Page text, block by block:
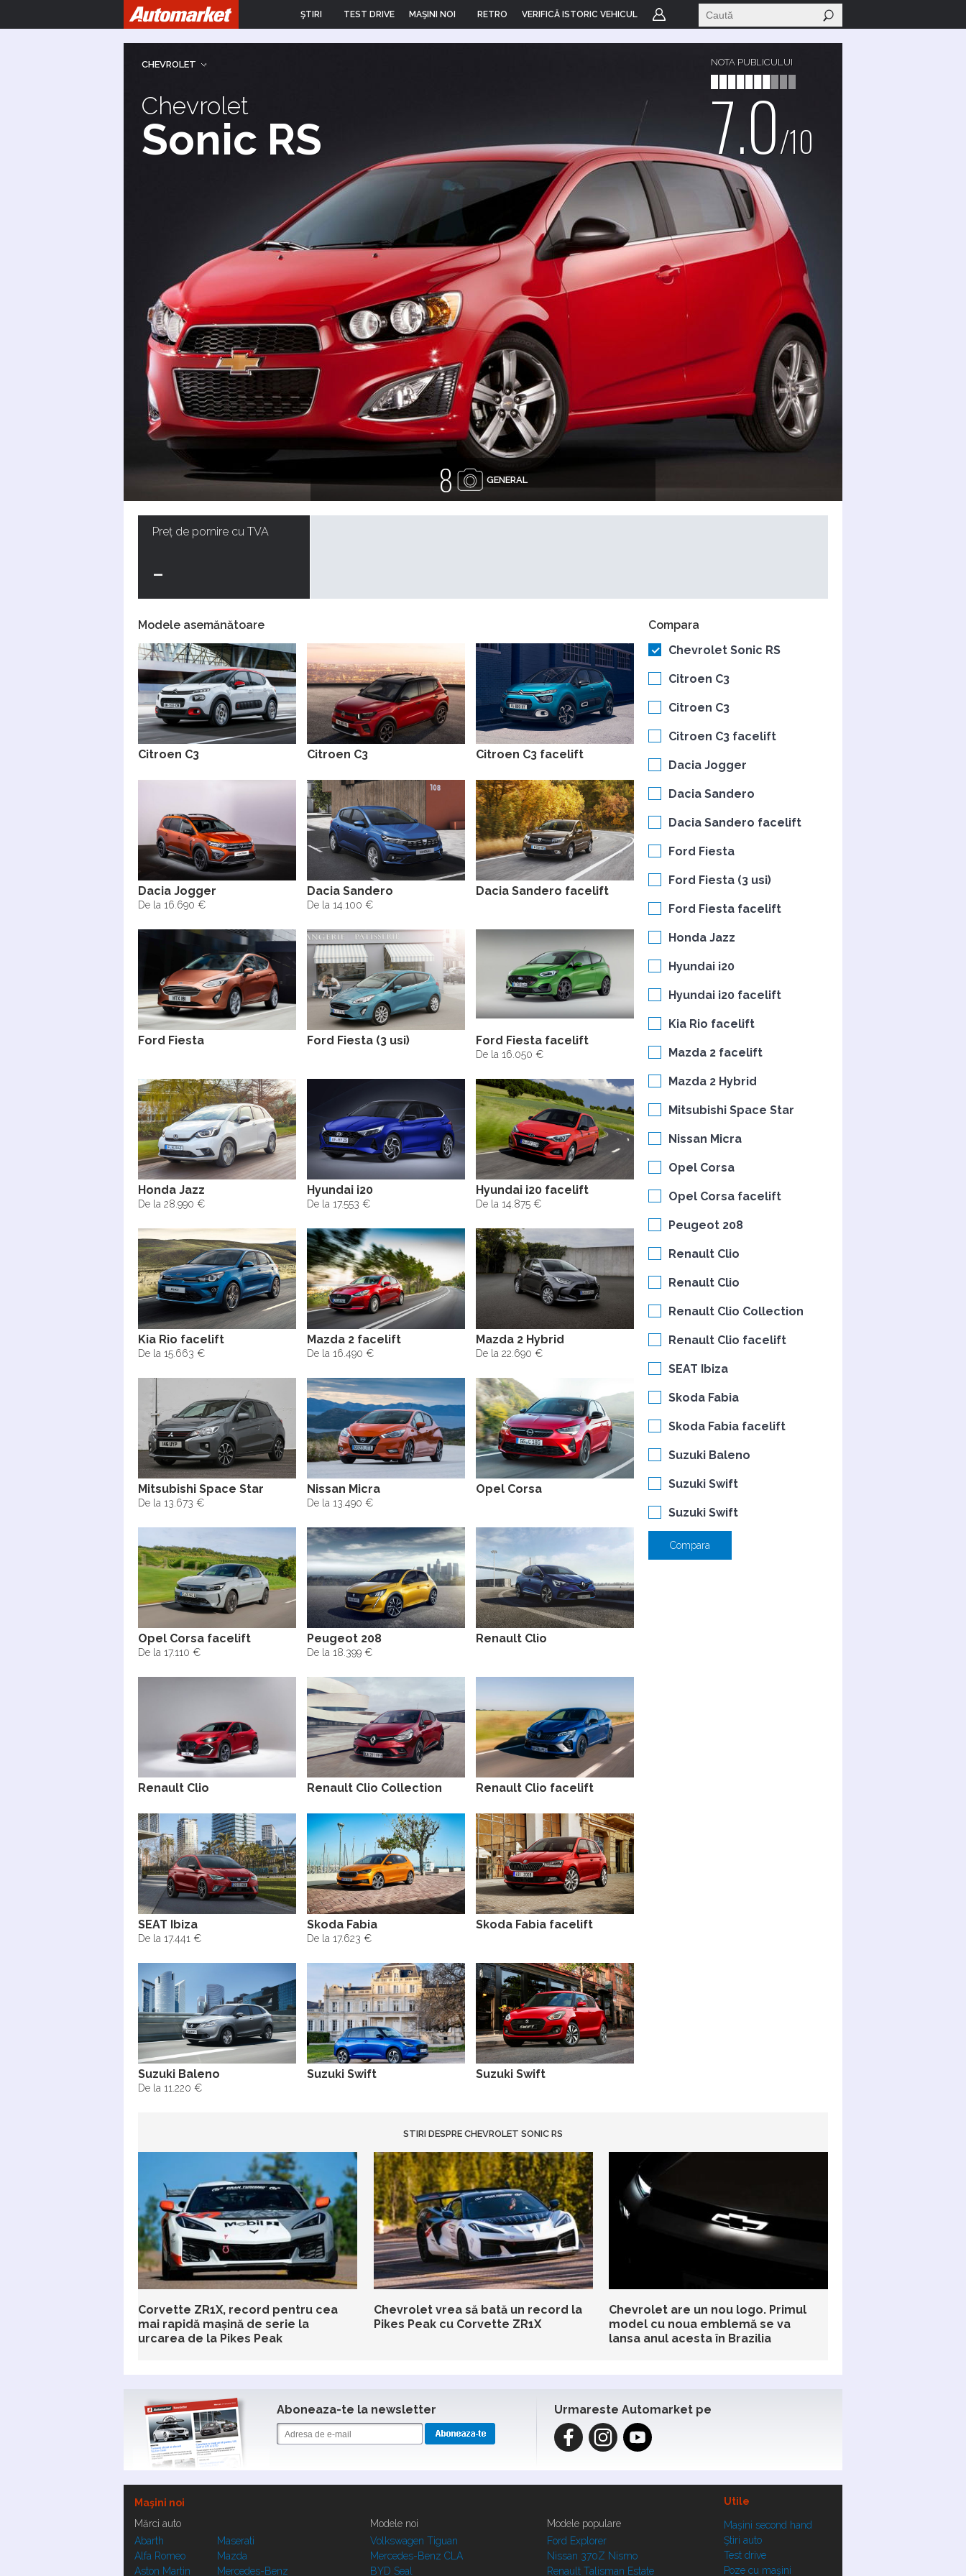
ŞTIRI TEST DRIVE MAŞINI NOI RETRO VERIFICĂ ISTORIC VEHICUL
CHEVROLET
Chevrolet
Sonic RS
NOTA PUBLICULUI
7.0/10
8 GENERAL
Preț de pornire cu TVA
-
Modele asemănătoare
Citroen C3 Citroen C3 Citroen C3 facelift
Dacia Jogger
De la 16.690 €
Dacia Sandero
De la 14.100 €
Dacia Sandero facelift
Ford Fiesta Ford Fiesta (3 usi) Ford Fiesta facelift
De la 16.050 €
Honda Jazz
De la 28.990 €
Hyundai i20
De la 17.553 €
Hyundai i20 facelift
De la 14.875 €
Kia Rio facelift
De la 15.663 €
Mazda 2 facelift
De la 16.490 €
Mazda 2 Hybrid
De la 22.690 €
Mitsubishi Space Star
De la 13.673 €
Nissan Micra
De la 13.490 €
Opel Corsa
Opel Corsa facelift
De la 17.110 €
Peugeot 208
De la 18.399 €
Renault Clio
Renault Clio Renault Clio Collection Renault Clio facelift
SEAT Ibiza
De la 17.441 €
Skoda Fabia
De la 17.623 €
Skoda Fabia facelift
Suzuki Baleno
De la 11.220 €
Suzuki Swift Suzuki Swift
Compara
Chevrolet Sonic RS
Citroen C3
Citroen C3
Citroen C3 facelift
Dacia Jogger
Dacia Sandero
Dacia Sandero facelift
Ford Fiesta
Ford Fiesta (3 usi)
Ford Fiesta facelift
Honda Jazz
Hyundai i20
Hyundai i20 facelift
Kia Rio facelift
Mazda 2 facelift
Mazda 2 Hybrid
Mitsubishi Space Star
Nissan Micra
Opel Corsa
Opel Corsa facelift
Peugeot 208
Renault Clio
Renault Clio
Renault Clio Collection
Renault Clio facelift
SEAT Ibiza
Skoda Fabia
Skoda Fabia facelift
Suzuki Baleno
Suzuki Swift
Suzuki Swift
Compara
STIRI DESPRE CHEVROLET SONIC RS
Corvette ZR1X, record pentru cea
mai rapidă mașină de serie la
urcarea de la Pikes Peak
Chevrolet vrea să bată un record la
Pikes Peak cu Corvette ZR1X
Chevrolet are un nou logo. Primul
model cu noua emblemă se va
lansa anul acesta în Brazilia
Aboneaza-te la newsletter Urmareste Automarket pe
Maşini noi
Utile
Mărci auto
Abarth
Alfa Romeo
Aston Martin
Maserati
Mazda
Mercedes-Benz
Modele noi
Volkswagen Tiguan
Mercedes-Benz CLA
BYD Seal
Modele populare
Ford Explorer
Nissan 370Z Nismo
Renault Talisman Estate
Maşini second hand
Ştiri auto
Test drive
Poze cu maşini